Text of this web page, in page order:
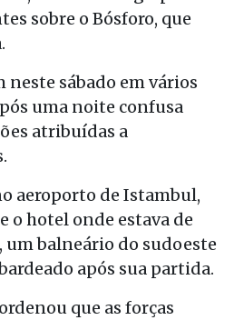
sobre o Bósforo, que
sábado em vários
uma noite confusa
atribuídas a
aeroporto de Istambul,
o hotel onde estava de
balneário do sudoeste
após sua partida.
que as forças